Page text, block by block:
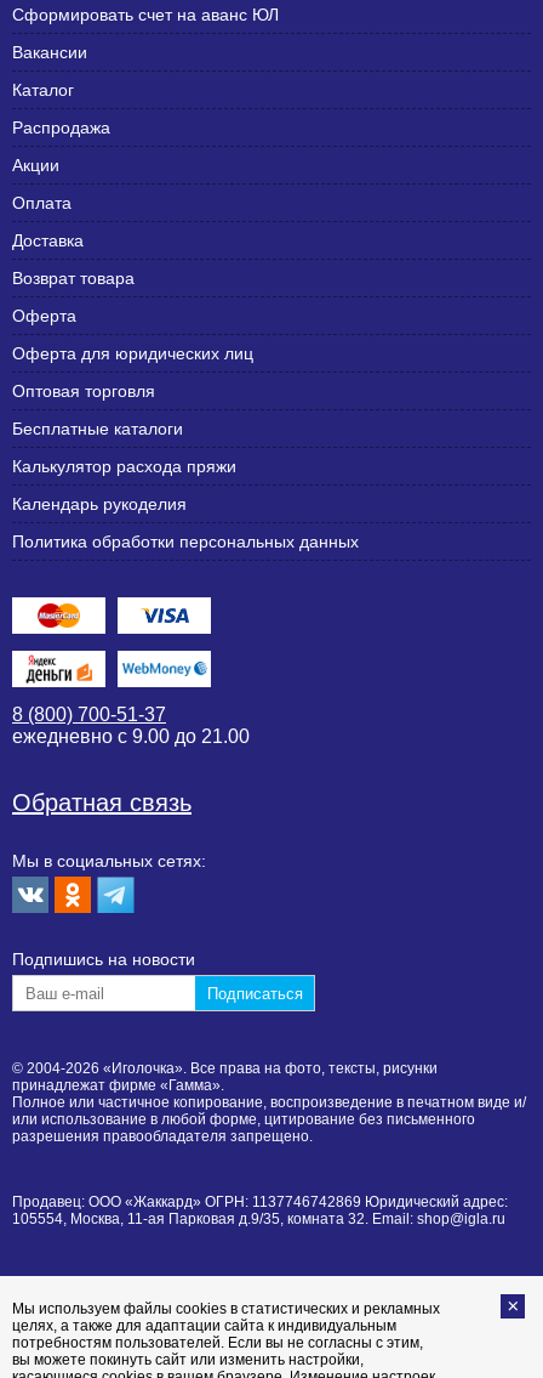
Сформировать счет на аванс ЮЛ
Вакансии
Каталог
Распродажа
Акции
Оплата
Доставка
Возврат товара
Оферта
Оферта для юридических лиц
Оптовая торговля
Бесплатные каталоги
Калькулятор расхода пряжи
Календарь рукоделия
Политика обработки персональных данных
8 (800) 700-51-37
ежедневно с 9.00 до 21.00
Обратная связь
Мы в социальных сетях:
Подпишиcь на новости
© 2004-2026 «Иголочка». Все права на фото, тексты, рисунки
принадлежат фирме «Гамма».
Полное или частичное копирование, воспроизведение в печатном виде и/
или использование в любой форме, цитирование без письменного
разрешения правообладателя запрещено.
Продавец: ООО «Жаккард» ОГРН: 1137746742869 Юридический адрес:
105554, Москва, 11-ая Парковая д.9/35, комната 32. Email: shop@igla.ru
Мы используем файлы cookies в статистических и рекламных
целях, а также для адаптации сайта к индивидуальным
потребностям пользователей. Если вы не согласны с этим,
вы можете покинуть сайт или изменить настройки,